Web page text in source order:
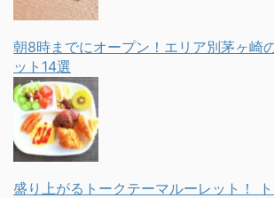
朝8時までにオープン！エリア別茅ヶ崎
ット14選
盛り上がるトークテーマルーレット！